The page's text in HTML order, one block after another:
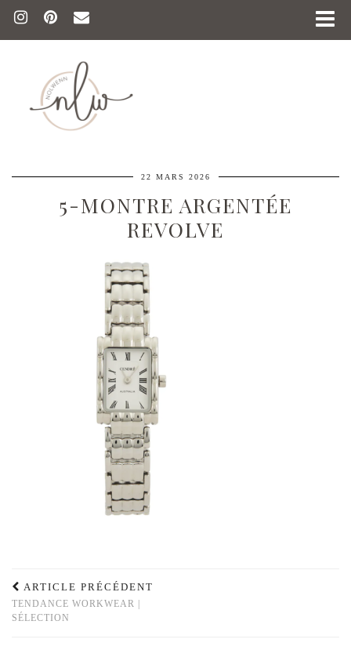
22 MARS 2026
5-MONTRE ARGENTÉE
REVOLVE
ARTICLE PRÉCÉDENT
TENDANCE WORKWEAR |
SÉLECTION